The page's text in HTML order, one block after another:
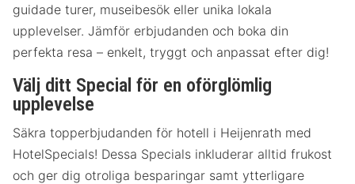
guidade turer, museibesök eller unika lokala
upplevelser. Jämför erbjudanden och boka din
perfekta resa – enkelt, tryggt och anpassat efter dig!
Välj ditt Special för en oförglömlig
upplevelse
Säkra topperbjudanden för hotell i Heijenrath med
HotelSpecials! Dessa Specials inkluderar alltid frukost
och ger dig otroliga besparingar samt ytterligare